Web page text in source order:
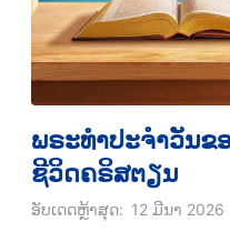
ພຣະທຳປະຈຳວັນຂ
ຊີວິດຄຣິສຕຽນ
ອັບເດດຫຼ້າສຸດ: 12 ມີນາ 2026